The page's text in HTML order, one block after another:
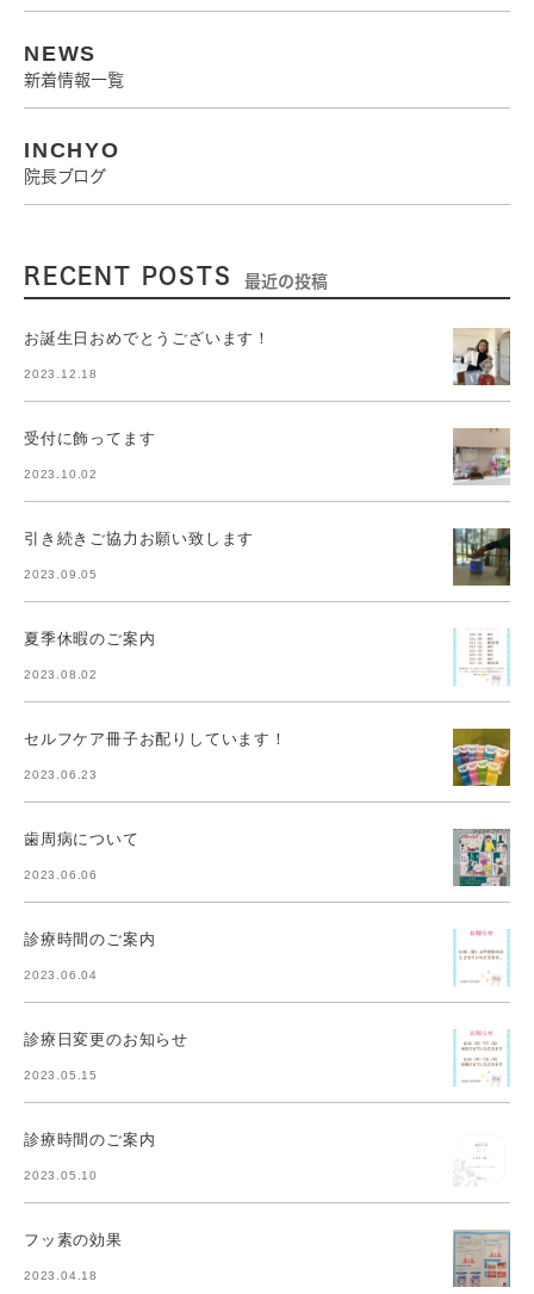
NEWS
新着情報一覧
INCHYO
院長ブログ
RECENT POSTS 最近の投稿
お誕生日おめでとうございます！
2023.12.18
受付に飾ってます
2023.10.02
引き続きご協力お願い致します
2023.09.05
夏季休暇のご案内
2023.08.02
セルフケア冊子お配りしています！
2023.06.23
歯周病について
2023.06.06
診療時間のご案内
2023.06.04
診療日変更のお知らせ
2023.05.15
診療時間のご案内
2023.05.10
フッ素の効果
2023.04.18